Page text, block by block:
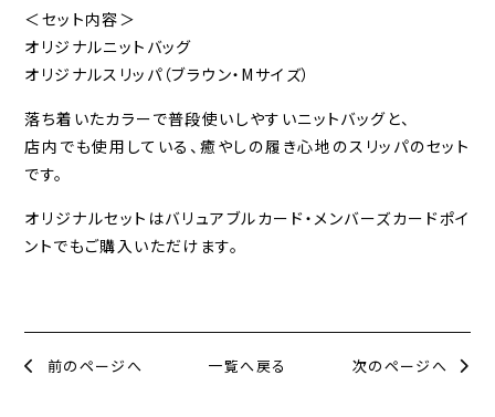
＜セット内容＞
オリジナルニットバッグ
オリジナルスリッパ（ブラウン・Mサイズ）
落ち着いたカラーで普段使いしやすいニットバッグと、
店内でも使用している、癒やしの履き心地のスリッパのセット
です。
オリジナルセットはバリュアブルカード・メンバーズカードポイ
ントでもご購入いただけます。
前のページへ 次のページへ
一覧へ戻る